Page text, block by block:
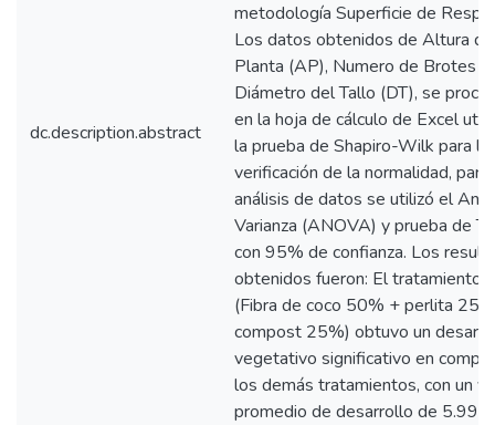
dc.description.abstract
metodología Superficie de
Los datos obtenidos de Altura
Planta (AP), Numero de Brotes
Diámetro del Tallo (DT), se
en la hoja de cálculo de Excel
la prueba de Shapiro-Wilk para la
verificación de la normalidad, para
análisis de datos se utilizó el
Varianza (ANOVA) y prueba de
con 95% de confianza. Los
obtenidos fueron: El tratamiento
(Fibra de coco 50% + perlita
compost 25%) obtuvo un
vegetativo significativo en
los demás tratamientos, con un
promedio de desarrollo de 5.99